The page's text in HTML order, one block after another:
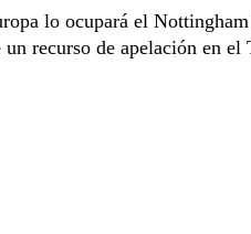
lo ocupará el Nottingham
un recurso de apelación en